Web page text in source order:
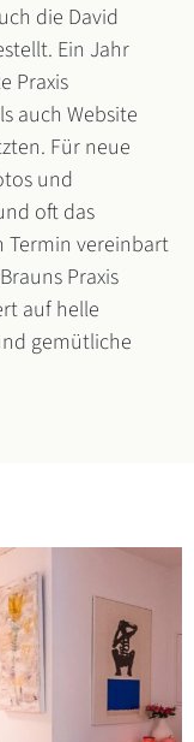
die David
Ein Jahr
Praxis
auch Website
Für neue
und
oft das
Termin vereinbart
Praxis
auf helle
gemütliche